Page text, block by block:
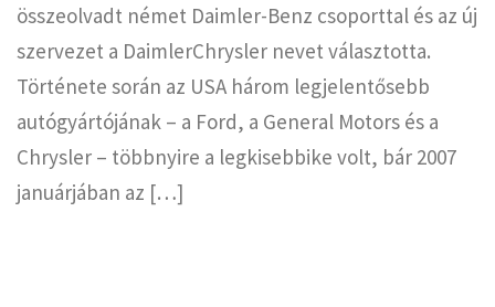
összeolvadt német Daimler-Benz csoporttal és az új
szervezet a DaimlerChrysler nevet választotta.
Története során az USA három legjelentősebb
autógyártójának – a Ford, a General Motors és a
Chrysler – többnyire a legkisebbike volt, bár 2007
januárjában az […]